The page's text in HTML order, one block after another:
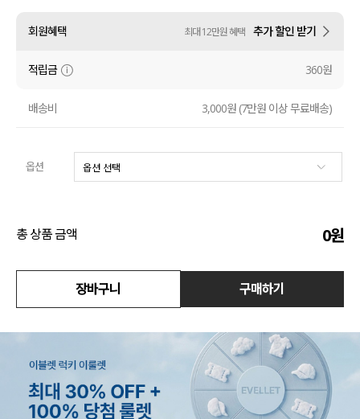
액티브
아우터
코디템
회원혜택 최대 12만원 혜택 추가 할인 받기
적립금 360원
배송비 3,000원 (7만원 이상 무료배송)
옵션
총 상품 금액 0원
장바구니 구매하기